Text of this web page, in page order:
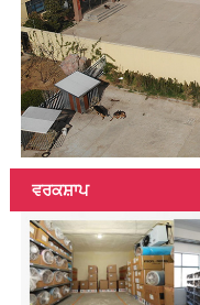
ਵਰਕਸ਼ਾਪ